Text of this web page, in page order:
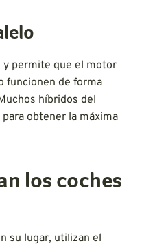
y permite que el motor
funcionen de forma
híbridos del
obtener la máxima
los coches
su lugar, utilizan el